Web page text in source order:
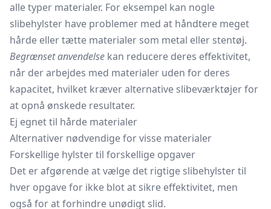
alle typer materialer. For eksempel kan nogle
slibehylster have problemer med at håndtere meget
hårde eller tætte materialer som metal eller stentøj.
Begrænset anvendelse kan reducere deres effektivitet,
når der arbejdes med materialer uden for deres
kapacitet, hvilket kræver alternative slibeværktøjer for
at opnå ønskede resultater.
Ej egnet til hårde materialer
Alternativer nødvendige for visse materialer
Forskellige hylster til forskellige opgaver
Det er afgørende at vælge det rigtige slibehylster til
hver opgave for ikke blot at sikre effektivitet, men
også for at forhindre unødigt slid.